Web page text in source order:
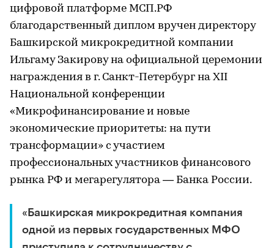
цифровой платформе МСП.РФ
благодарственный диплом вручен директору
Башкирской микрокредитной компании
Ильгаму Закирову на официальной церемонии
награждения в г. Санкт-Петербург на XII
Национальной конференции
«Микрофинансирование и новые
экономические приоритеты: на пути
трансформации» с участием
профессиональных участников финансового
рынка РФ и мегарегулятора — Банка России.
«Башкирская микрокредитная компания
одной из первых государственных МФО